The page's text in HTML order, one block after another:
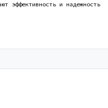
эффективность и надежность